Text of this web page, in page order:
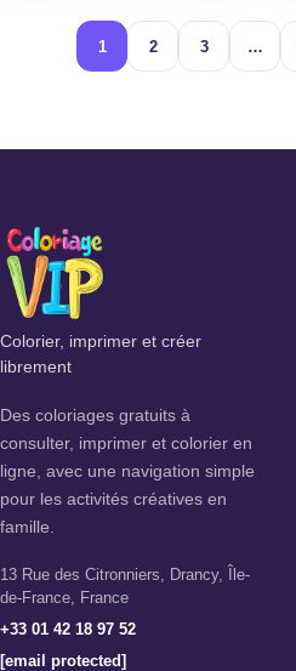
1 2 3 …
Colorier, imprimer et créer
librement
Des coloriages gratuits à
consulter, imprimer et colorier en
ligne, avec une navigation simple
pour les activités créatives en
famille.
13 Rue des Citronniers, Drancy, Île-
de-France, France
+33 01 42 18 97 52
[email protected]